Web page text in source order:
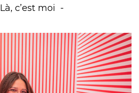
Là, c’est moi